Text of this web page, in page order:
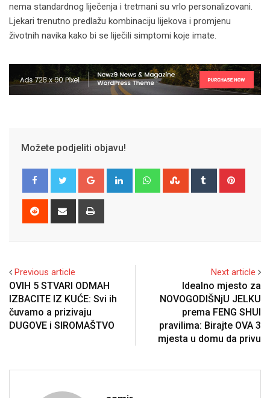
nema standardnog liječenja i tretmani su vrlo personalizovani.
Ljekari trenutno predlažu kombinaciju lijekova i promjenu
životnih navika kako bi se liječili simptomi koje imate.
Možete podjeliti objavu!
Google+ LinkedIn WhatsappStumbleUpon
Tumblr
Reddit
Share
Previous article
OVIH 5 STVARI ODMAH
IZBACITE IZ KUĆE: Svi ih
čuvamo a prizivaju
DUGOVE i SIROMAŠTVO
Next article
Idealno mjesto za
NOVOGODIŠNjU JELKU
prema FENG SHUI
pravilima: Birajte OVA 3
mjesta u domu da privu